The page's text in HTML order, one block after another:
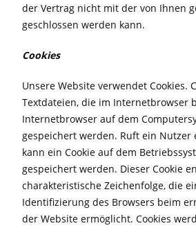
der Vertrag nicht mit der von Ihnen
geschlossen werden kann.
Cookies
Unsere Website verwendet Cookies.
Textdateien, die im Internetbrowser
Internetbrowser auf dem
gespeichert werden. Ruft ein Nutzer
kann ein Cookie auf dem
gespeichert werden. Dieser Cookie
charakteristische Zeichenfolge, die
Identifizierung des Browsers beim
der Website ermöglicht. Cookies